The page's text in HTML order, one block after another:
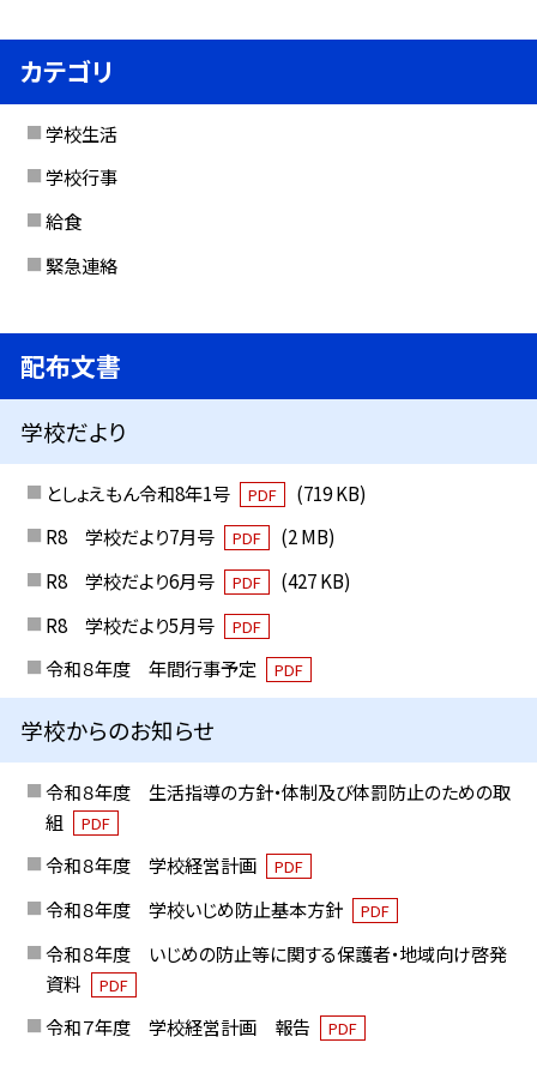
カテゴリ
学校生活
学校行事
給食
緊急連絡
配布文書
学校だより
としょえもん令和8年1号 PDF
(719 KB)
R8 学校だより7月号
PDF
(2 MB)
R8 学校だより6月号
PDF
(427 KB)
R8 学校だより5月号
PDF
令和８年度 年間行事予定 PDF
学校からのお知らせ
令和８年度 生活指導の方針・体制及び体罰防止のための取
組
PDF
令和８年度 学校経営計画 PDF
令和８年度 学校いじめ防止基本方針 PDF
令和８年度 いじめの防止等に関する保護者・地域向け啓発
資料
PDF
令和７年度 学校経営計画 報告 PDF